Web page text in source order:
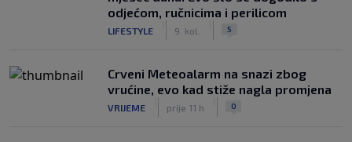
odjećom, ručnicima i perilicom
LIFESTYLE 9. kol. 5
Crveni Meteoalarm na snazi zbog
vrućine, evo kad stiže nagla promjena
VRIJEME prije 11 h 0